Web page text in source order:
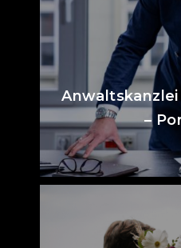
Anwaltskanzlei
–